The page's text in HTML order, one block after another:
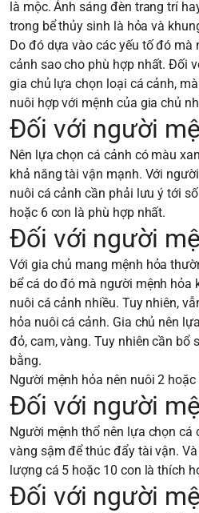
là mộc. Ánh sáng đèn trang trí
trong bể thủy sinh là hỏa và
Do đó dựa vào các yếu tố đó
cảnh sao cho phù hợp nhất. Đối
gia chủ lựa chọn loại cá cảnh,
nuôi hợp với mệnh của gia chủ
Đối với người
Nên lựa chọn cá cảnh có màu
khả năng tài vận mạnh. Với
nuôi cá cảnh cần phải lưu ý tới
hoặc 6 con là phù hợp nhất.
Đối với người
Với gia chủ mang mệnh hỏa
bể cá do đó mà người mệnh hỏa
nuôi cá cảnh nhiều. Tuy nhiên,
hỏa nuôi cá cảnh. Gia chủ nên
đỏ, cam, vàng. Tuy nhiên cần bổ
bằng.
Người mệnh hỏa nên nuôi 2
Đối với người
Người mệnh thổ nên lựa chọn
vàng sậm để thúc đẩy tài vận.
lượng cá 5 hoặc 10 con là thích
Đối với người